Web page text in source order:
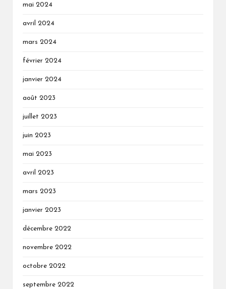
mai 2024
avril 2024
mars 2024
février 2024
janvier 2024
août 2023
juillet 2023
juin 2023
mai 2023
avril 2023
mars 2023
janvier 2023
décembre 2022
novembre 2022
octobre 2022
septembre 2022